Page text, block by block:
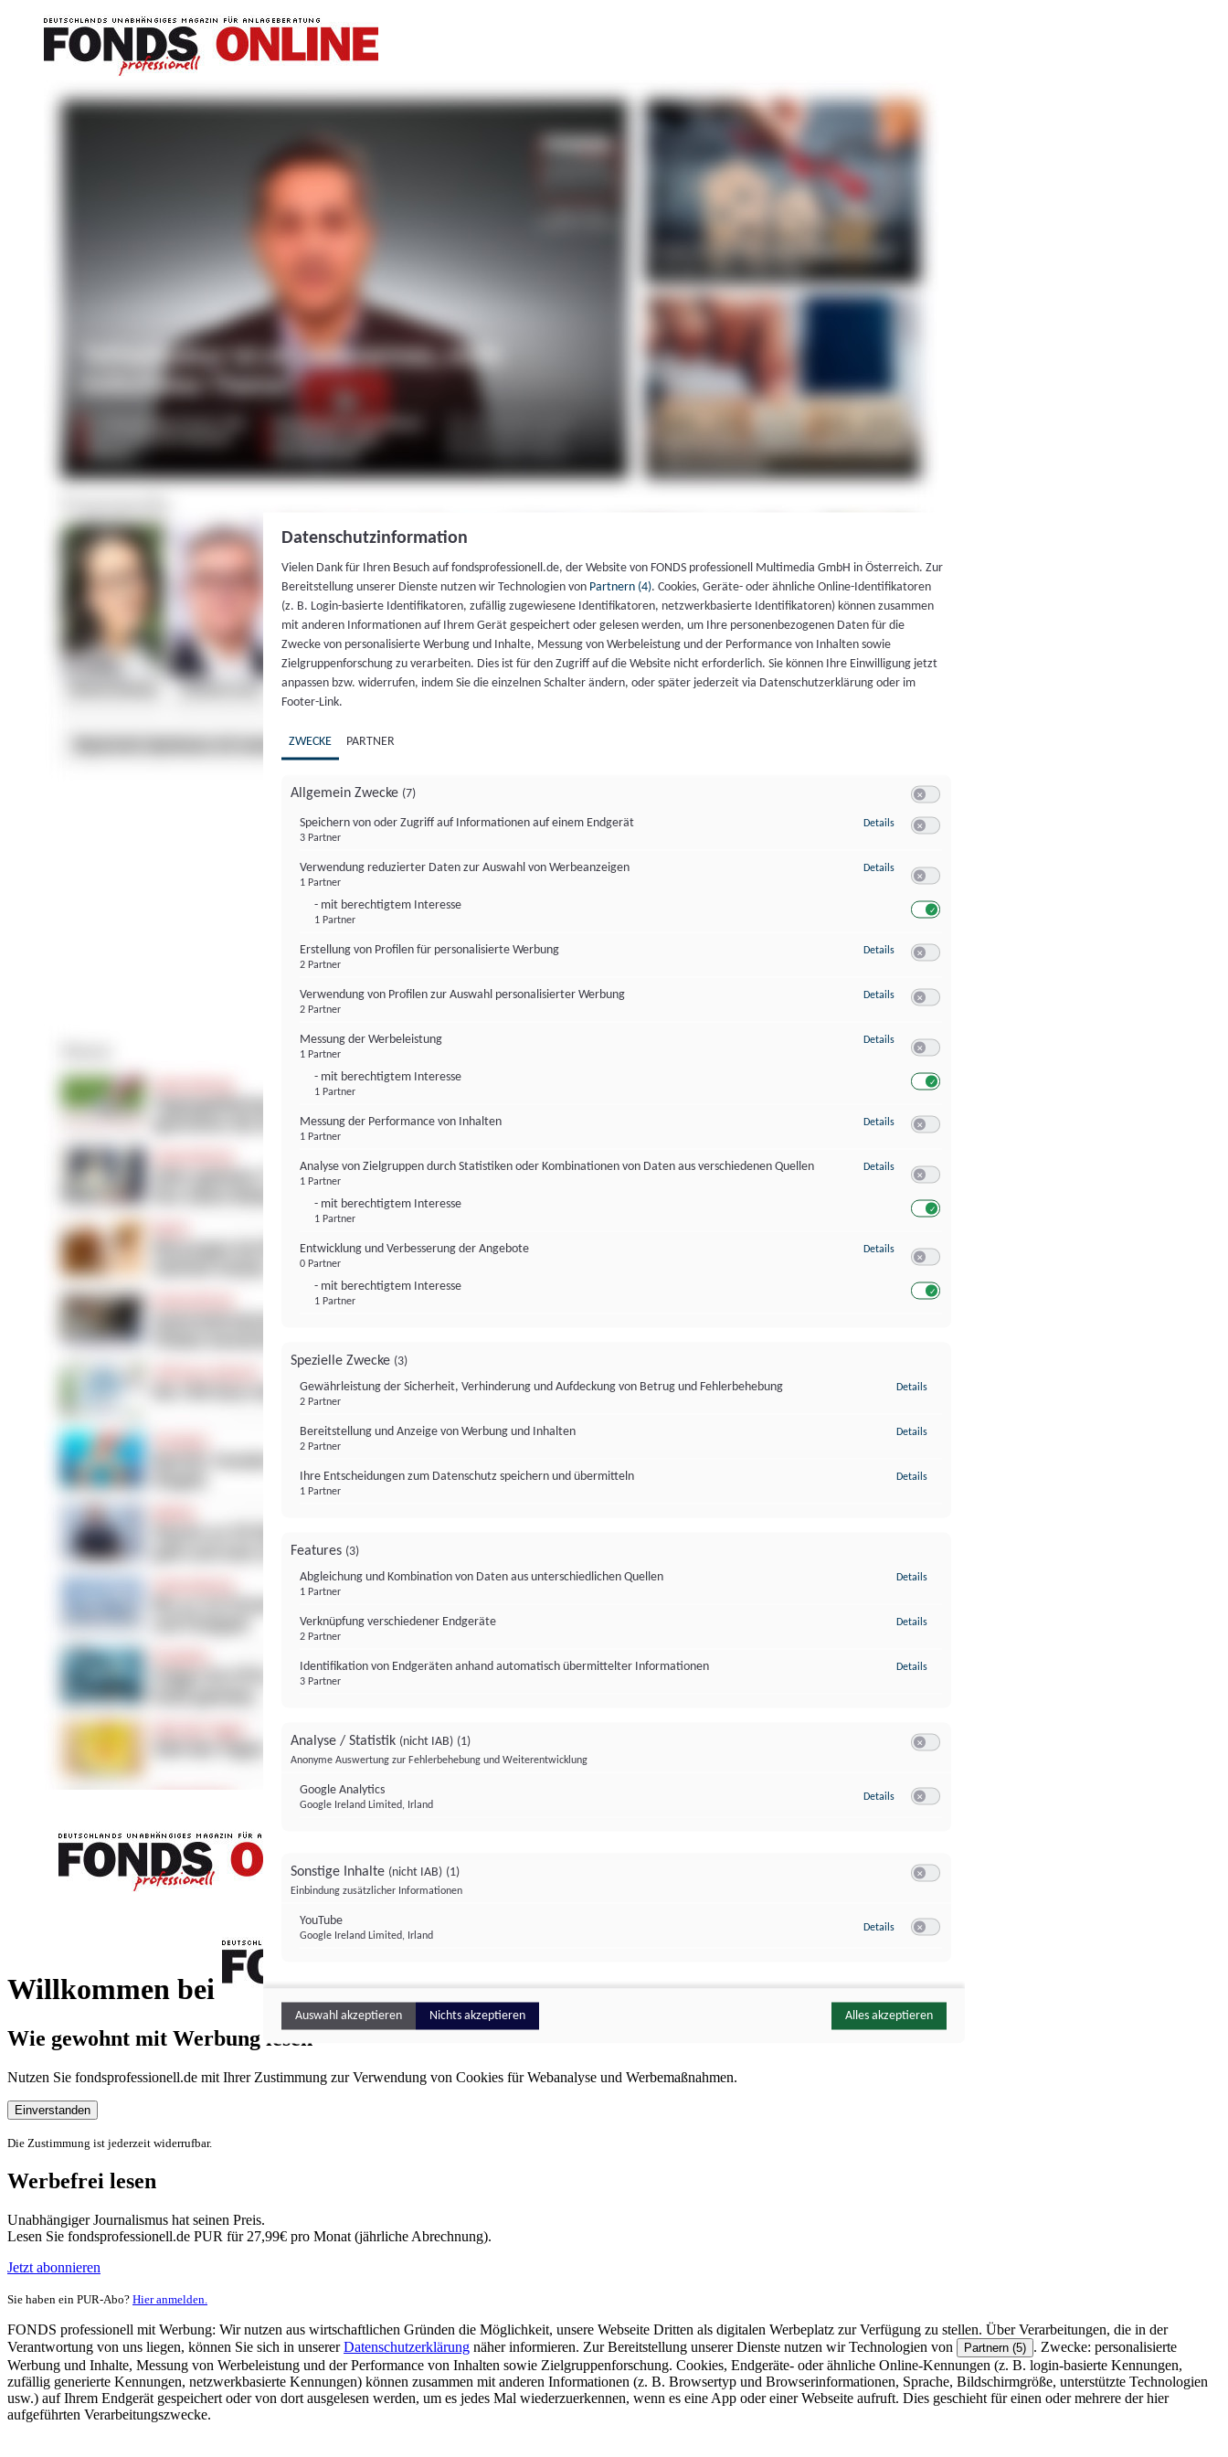
Willkommen bei
FONDS professionell
Wie gewohnt mit Werbung lesen
Nutzen Sie fondsprofessionell.de mit Ihrer Zustimmung zur Verwendung von Cookies für Webanalyse und Werbemaßnahmen.
Einverstanden
Die Zustimmung ist jederzeit widerrufbar.
Werbefrei lesen
Unabhängiger Journalismus hat seinen Preis.
Lesen Sie fondsprofessionell.de PUR für 27,99€ pro Monat (jährliche Abrechnung).
Jetzt abonnieren
Sie haben ein PUR-Abo? Hier anmelden.
FONDS professionell mit Werbung: Wir nutzen aus wirtschaftlichen Gründen die Möglichkeit, unsere Webseite Dritten als digitalen Werbeplatz zur Verfügung zu stellen. Über Verarbeitungen, die in der
Verantwortung von uns liegen, können Sie sich in unsererDatenschutzerklärung näher informieren. Zur Bereitstellung unserer Dienste nutzen wir Technologien von Partnern (5) . Zwecke: personalisierte
Werbung und Inhalte, Messung von Werbeleistung und der Performance von Inhalten sowie Zielgruppenforschung. Cookies, Endgeräte- oder ähnliche Online-Kennungen (z. B. login-basierte Kennungen,
zufällig generierte Kennungen, netzwerkbasierte Kennungen) können zusammen mit anderen Informationen (z. B. Browsertyp und Browserinformationen, Sprache, Bildschirmgröße, unterstützte Technologien
usw.) auf Ihrem Endgerät gespeichert oder von dort ausgelesen werden, um es jedes Mal wiederzuerkennen, wenn es eine App oder einer Webseite aufruft. Dies geschieht für einen oder mehrere der hier
aufgeführten Verarbeitungszwecke.
Datenschutzinformation
Vielen Dank für Ihren Besuch auf fondsprofessionell.de, der Website von FONDS professionell Multimedia GmbH in Österreich. Zur
Bereitstellung unserer Dienste nutzen wir Technologien von Partnern (4). Cookies, Geräte- oder ähnliche Online-Identifikatoren
(z. B. Login-basierte Identifikatoren, zufällig zugewiesene Identifikatoren, netzwerkbasierte Identifikatoren) können zusammen
mit anderen Informationen auf Ihrem Gerät gespeichert oder gelesen werden, um Ihre personenbezogenen Daten für die
Zwecke von personalisierte Werbung und Inhalte, Messung von Werbeleistung und der Performance von Inhalten sowie
Zielgruppenforschung zu verarbeiten. Dies ist für den Zugriff auf die Website nicht erforderlich. Sie können Ihre Einwilligung jetzt
anpassen bzw. widerrufen, indem Sie die einzelnen Schalter ändern, oder später jederzeit via Datenschutzerklärung oder im
Footer-Link.
ZWECKE PARTNER
Allgemein Zwecke (7)
Speichern von oder Zugriff auf Informationen auf einem Endgerät
3 Partner
Details zu Speichern von oder Zugriff auf Informationen auf einem Endgerät
Verwendung reduzierter Daten zur Auswahl von Werbeanzeigen
1 Partner
- mit berechtigtem Interesse
1 Partner
Details zu Verwendung reduzierter Daten zur Auswahl von Werbeanzeigen
Erstellung von Profilen für personalisierte Werbung
2 Partner
Details zu Erstellung von Profilen für personalisierte Werbung
Verwendung von Profilen zur Auswahl personalisierter Werbung
2 Partner
Details zu Verwendung von Profilen zur Auswahl personalisierter Werbung
Messung der Werbeleistung
1 Partner
- mit berechtigtem Interesse
1 Partner
Details zu Messung der Werbeleistung
Messung der Performance von Inhalten
1 Partner
Details zu Messung der Performance von Inhalten
Analyse von Zielgruppen durch Statistiken oder Kombinationen von Daten aus verschiedenen Quellen
1 Partner
- mit berechtigtem Interesse
1 Partner
Details zu Analyse von Zielgruppen durch Statistiken oder Kombinationen von
Entwicklung und Verbesserung der Angebote
0 Partner
- mit berechtigtem Interesse
1 Partner
Details zu Entwicklung und Verbesserung der Angebote
Spezielle Zwecke (3)
Gewährleistung der Sicherheit, Verhinderung und Aufdeckung von Betrug und Fehlerbehebung
2 Partner
Details
Bereitstellung und Anzeige von Werbung und Inhalten
2 Partner
Details
Ihre Entscheidungen zum Datenschutz speichern und übermitteln
1 Partner
Details
Features (3)
Abgleichung und Kombination von Daten aus unterschiedlichen Quellen
1 Partner
Details
Verknüpfung verschiedener Endgeräte
2 Partner
Details
Identifikation von Endgeräten anhand automatisch übermittelter Informationen
3 Partner
Details
Analyse / Statistik (nicht IAB) (1)
Anonyme Auswertung zur Fehlerbehebung und Weiterentwicklung
Google Analytics
Google Ireland Limited, Irland
Details zu Google Analytics
Sonstige Inhalte (nicht IAB) (1)
Einbindung zusätzlicher Informationen
YouTube
Google Ireland Limited, Irland
Details zu YouTube
Auswahl akzeptieren Nichts akzeptieren Alles akzeptieren